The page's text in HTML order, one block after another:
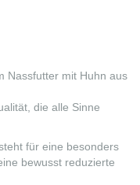
Nassfutter mit Huhn aus
die alle Sinne
für eine besonders
bewusst reduzierte